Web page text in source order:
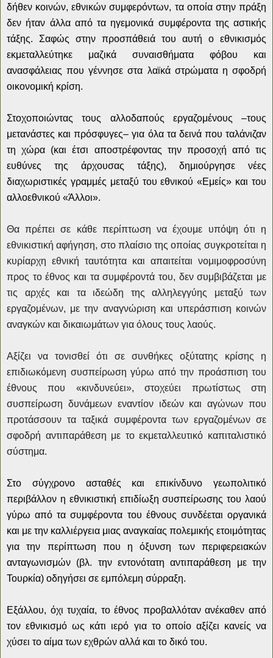
δήθεν κοινών, εθνικών συμφερόντων, τα οποία στην πράξη
δεν ήταν άλλα από τα ηγεμονικά συμφέροντα της αστικής
τάξης. Σαφώς στην προσπάθειά του αυτή ο εθνικισμός
εκμεταλλεύτηκε μαζικά συναισθήματα φόβου και
ανασφάλειας που γέννησε στα λαϊκά στρώματα η σφοδρή
οικονομική κρίση.
Στοχοποιώντας τους αλλοδαπούς εργαζομένους –τους
μετανάστες και πρόσφυγες– για όλα τα δεινά που ταλάνιζαν
τη χώρα (και έτσι αποστρέφοντας την προσοχή από τις
ευθύνες της άρχουσας τάξης), δημιούργησε νέες
διαχωριστικές γραμμές μεταξύ του εθνικού «Εμείς» και του
αλλοεθνικού «Άλλοι».
Θα πρέπει σε κάθε περίπτωση να έχουμε υπόψη ότι η
εθνικιστική αφήγηση, στο πλαίσιο της οποίας συγκροτείται η
κυρίαρχη εθνική ταυτότητα και απαιτείται νομιμοφροσύνη
προς το έθνος και τα συμφέροντά του, δεν συμβιβάζεται με
τις αρχές και τα ιδεώδη της αλληλεγγύης μεταξύ των
εργαζομένων, με την αναγνώριση και υπεράσπιση κοινών
αναγκών και δικαιωμάτων για όλους τους λαούς.
Αξίζει να τονισθεί ότι σε συνθήκες οξύτατης κρίσης η
επιδιωκόμενη συσπείρωση γύρω από την προάσπιση του
έθνους που «κινδυνεύει», στοχεύει πρωτίστως στη
συσπείρωση δυνάμεων εναντίον ιδεών και αγώνων που
προτάσσουν τα ταξικά συμφέροντα των εργαζομένων σε
σφοδρή αντιπαράθεση με το εκμεταλλευτικό καπιταλιστικό
σύστημα.
Στο σύγχρονο ασταθές και επικίνδυνο γεωπολιτικό
περιβάλλον η εθνικιστική επιδίωξη συσπείρωσης του λαού
γύρω από τα συμφέροντα του έθνους συνδέεται οργανικά
και με την καλλιέργεια μιας αναγκαίας πολεμικής ετοιμότητας
για την περίπτωση που η όξυνση των περιφερειακών
ανταγωνισμών (βλ. την εντονότατη αντιπαράθεση με την
Τουρκία) οδηγήσει σε εμπόλεμη σύρραξη.
Εξάλλου, όχι τυχαία, το έθνος προβαλλόταν ανέκαθεν από
τον εθνικισμό ως κάτι ιερό για το οποίο αξίζει κανείς να
χύσει το αίμα των εχθρών αλλά και το δικό του.